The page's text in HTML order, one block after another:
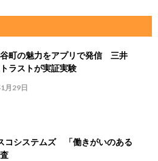
町の魅力をアプリで発信 三井
ラストが実証実験
月29日
コシステムズ 「働きがいのある